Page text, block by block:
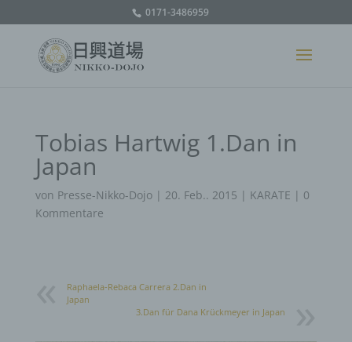
0171-3486959
Tobias Hartwig 1.Dan in
Japan
von Presse-Nikko-Dojo| 20. Feb.. 2015 | KARATE | 0
Kommentare
Raphaela-Rebaca Carrera 2.Dan in
Japan
3.Dan für Dana Krückmeyer in Japan